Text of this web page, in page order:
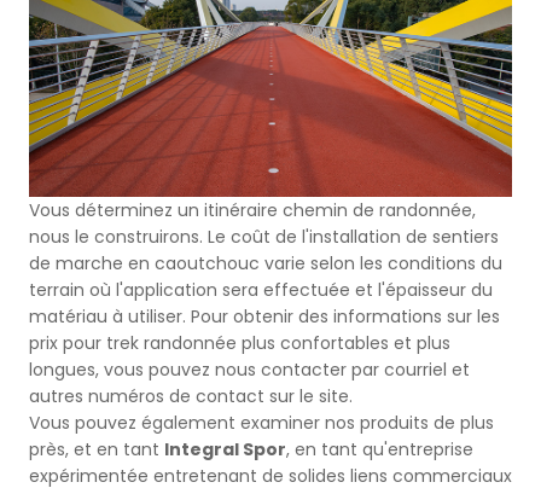
Vous déterminez un itinéraire chemin de randonnée,
nous le construirons. Le coût de l'installation de sentiers
de marche en caoutchouc varie selon les conditions du
terrain où l'application sera effectuée et l'épaisseur du
matériau à utiliser. Pour obtenir des informations sur les
prix pour trek randonnée plus confortables et plus
longues, vous pouvez nous contacter par courriel et
autres numéros de contact sur le site.
Vous pouvez également examiner nos produits de plus
près, et en tant Integral Spor, en tant qu'entreprise
expérimentée entretenant de solides liens commerciaux